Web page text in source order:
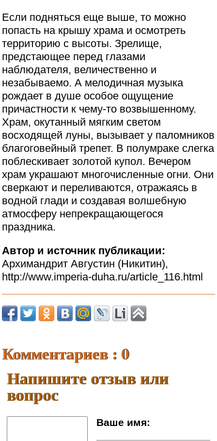
Если подняться еще выше, то можно
попасть на крышу храма и осмотреть
территорию с высоты. Зрелище,
предстающее перед глазами
наблюдателя, величественно и
незабываемо. А мелодичная музыка
рождает в душе особое ощущение
причастности к чему-то возвышенному.
Храм, окутанный мягким светом
восходящей луны, вызывает у паломников
благоговейный трепет. В полумраке слегка
поблескивает золотой купол. Вечером
храм украшают многочисленные огни. Они
сверкают и переливаются, отражаясь в
водной глади и создавая волшебную
атмосферу непрекращающегося
праздника.
Автор и источник публикации:
Архимандрит Августин (Никитин),
http://www.imperia-duha.ru/article_116.html
Комментариев : 0
Напишите отзыв или
вопрос
Ваше имя: